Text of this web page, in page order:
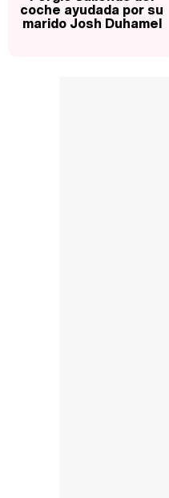
coche ayudada por su
marido Josh Duhamel